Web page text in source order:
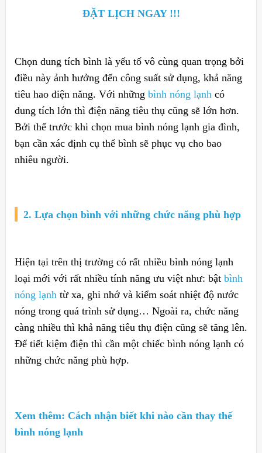
ĐẶT LỊCH NGAY !!!
Chọn dung tích bình là yếu tố vô cùng quan trọng bởi
điều này ảnh hưởng đến công suất sử dụng, khả năng
tiêu hao điện năng. Với những bình nóng lạnh có
dung tích lớn thì điện năng tiêu thụ cũng sẽ lớn hơn.
Bởi thế trước khi chọn mua bình nóng lạnh gia đình,
bạn cần xác định cụ thể bình sẽ phục vụ cho bao
nhiêu người.
2. Lựa chọn bình với những chức năng phù hợp
Hiện tại trên thị trường có rất nhiều bình nóng lạnh
loại mới với rất nhiều tính năng ưu việt như: bật bình
nóng lạnh từ xa, ghi nhớ và kiểm soát nhiệt độ nước
nóng trong quá trình sử dụng… Ngoài ra, chức năng
càng nhiều thì khả năng tiêu thụ điện cũng sẽ tăng lên.
Để tiết kiệm điện thì cần một chiếc bình nóng lạnh có
những chức năng phù hợp.
Xem thêm: Cách nhận biết khi nào cần thay thế
bình nóng lạnh